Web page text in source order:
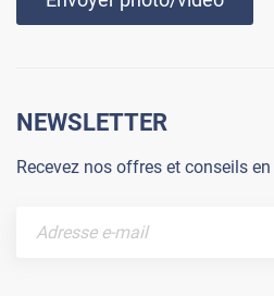
NEWSLETTER
Recevez nos offres et conseils